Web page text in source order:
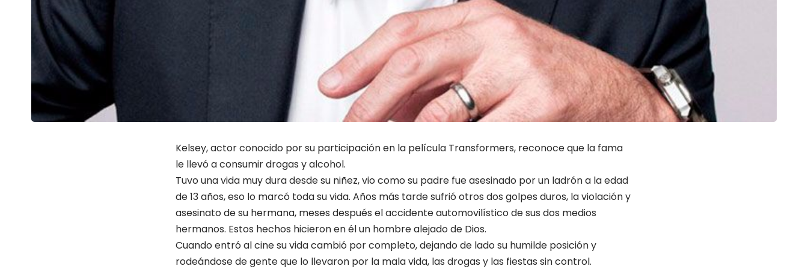
Kelsey, actor conocido por su participación en la película Transformers, reconoce que la fama
le llevó a consumir drogas y alcohol.
Tuvo una vida muy dura desde su niñez, vio como su padre fue asesinado por un ladrón a la edad
de 13 años, eso lo marcó toda su vida. Años más tarde sufrió otros dos golpes duros, la violación y
asesinato de su hermana, meses después el accidente automovilístico de sus dos medios
hermanos. Estos hechos hicieron en él un hombre alejado de Dios.
Cuando entró al cine su vida cambió por completo, dejando de lado su humilde posición y
rodeándose de gente que lo llevaron por la mala vida, las drogas y las fiestas sin control.